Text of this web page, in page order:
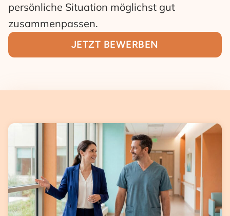
persönliche Situation möglichst gut
zusammenpassen.
JETZT BEWERBEN